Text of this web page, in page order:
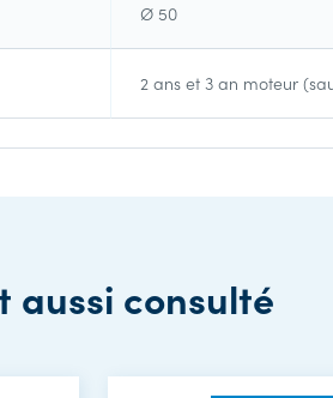
Ø 50
2 ans et 3 an moteur
aussi consulté